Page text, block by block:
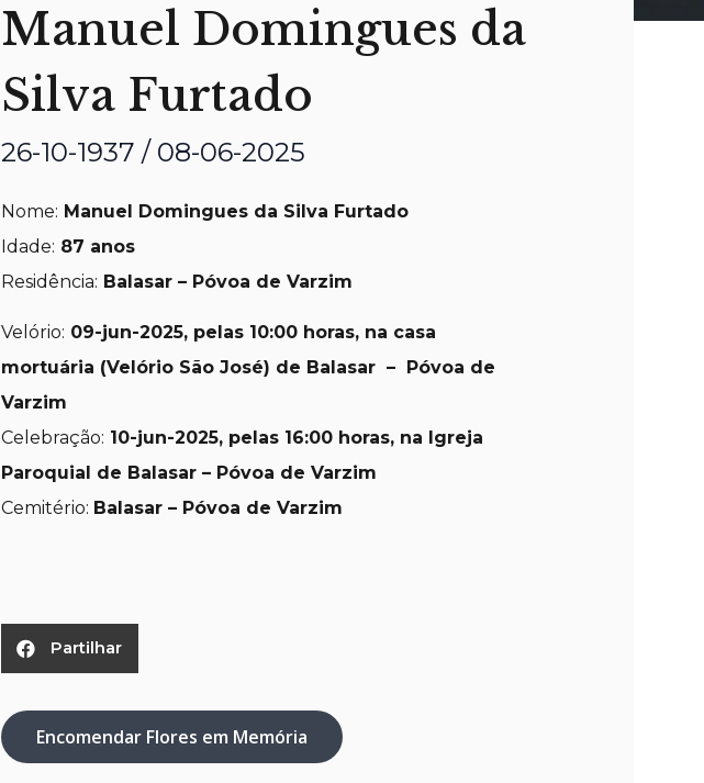
Manuel Domingues da
Silva Furtado
26-10-1937 / 08-06-2025
Nome: Manuel Domingues da Silva Furtado
Idade: 87 anos
Residência: Balasar – Póvoa de Varzim
Velório: 09-jun-2025, pelas 10:00 horas, na casa
mortuária (Velório São José) de Balasar –
Póvoa de
Varzim
Celebração: 10-jun-2025, pelas 16:00 horas, na Igreja
Paroquial de Balasar – Póvoa de Varzim
Cemitério: Balasar – Póvoa de Varzim
Partilhar
Encomendar Flores em Memória